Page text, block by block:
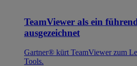
TeamViewer als ein
ausgezeichnet
Gartner® kürt TeamViewer zum
Tools.